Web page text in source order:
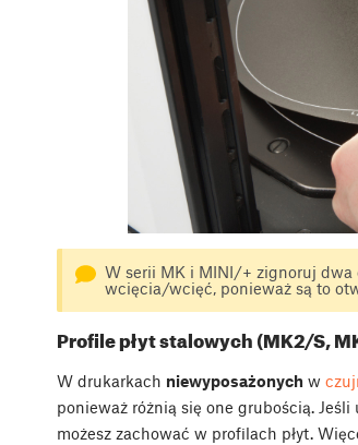
W serii MK i MINI/+ zignoruj dwa
wcięcia/wcięć, ponieważ są to
Profile płyt stalowych (MK2/S,
W drukarkach niewyposażonych w
ponieważ różnią się one grubością.
możesz zachować w profilach płyt.